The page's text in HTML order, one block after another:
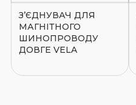
З’ЄДНУВАЧ ДЛЯ
МАГНІТНОГО
ШИНОПРОВОДУ
ДОВГЕ VELA